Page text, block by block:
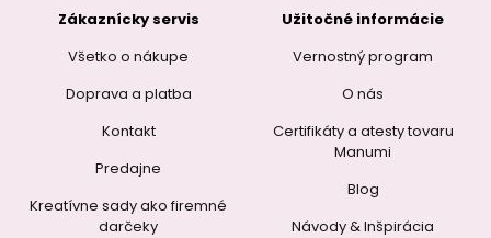
Zákaznícky servis
Všetko o nákupe
Doprava a platba
Kontakt
Predajne
Kreatívne sady ako firemné
darčeky
Užitočné informácie
Vernostný program
O nás
Certifikáty a atesty tovaru
Manumi
Blog
Návody & Inšpirácia